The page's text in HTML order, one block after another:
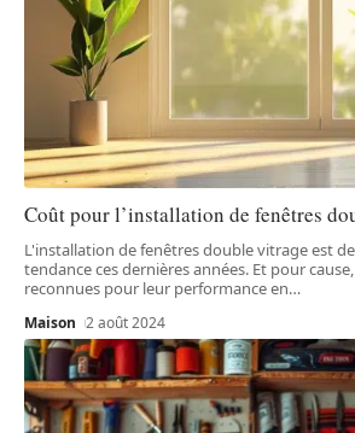
Coût pour l’installation de fenêtres
L'installation de fenêtres double vitrage est
tendance ces dernières années. Et pour
reconnues pour leur performance en…
Maison 2 août 2024